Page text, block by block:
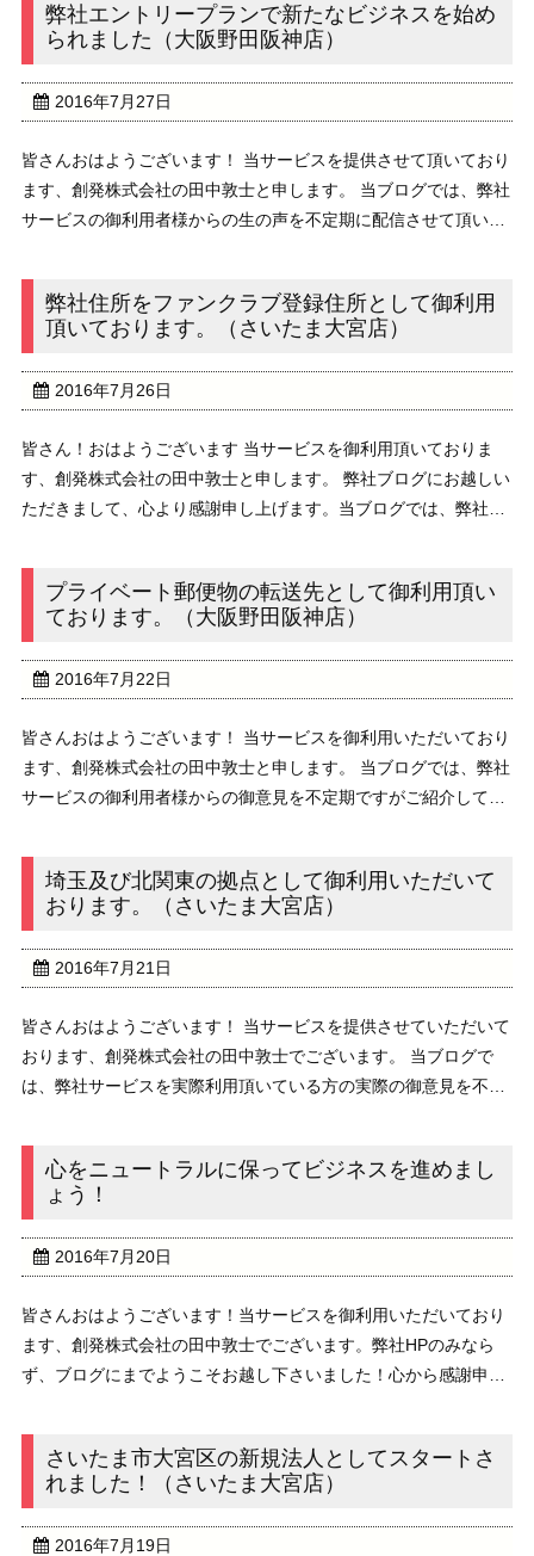
弊社エントリープランで新たなビジネスを始め
られました（大阪野田阪神店）
2016年7月27日
皆さんおはようございます！ 当サービスを提供させて頂いており
ます、創発株式会社の田中敦士と申します。 当ブログでは、弊社
サービスの御利用者様からの生の声を不定期に配信させて頂いて
弊社住所をファンクラブ登録住所として御利用
頂いております。（さいたま大宮店）
2016年7月26日
皆さん！おはようございます 当サービスを御利用頂いておりま
す、創発株式会社の田中敦士と申します。 弊社ブログにお越しい
ただきまして、心より感謝申し上げます。当ブログでは、弊社サ
しております。 /////////////// ...
プライベート郵便物の転送先として御利用頂い
ております。（大阪野田阪神店）
2016年7月22日
皆さんおはようございます！ 当サービスを御利用いただいており
ます、創発株式会社の田中敦士と申します。 当ブログでは、弊社
サービスの御利用者様からの御意見を不定期ですがご紹介してお
埼玉及び北関東の拠点として御利用いただいて
おります。（さいたま大宮店）
2016年7月21日
皆さんおはようございます！ 当サービスを提供させていただいて
おります、創発株式会社の田中敦士でございます。 当ブログで
は、弊社サービスを実際利用頂いている方の実際の御意見を不定
心をニュートラルに保ってビジネスを進めまし
ょう！
2016年7月20日
皆さんおはようございます！当サービスを御利用いただいており
ます、創発株式会社の田中敦士でございます。弊社HPのみなら
ず、ブログにまでようこそお越し下さいました！心から感謝申し
に保ってビジネスを進めましょう！』でございます。 ...
さいたま市大宮区の新規法人としてスタートさ
れました！（さいたま大宮店）
2016年7月19日